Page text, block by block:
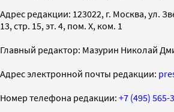
Адрес редакции: 123022, г. Москва, ул.
13, стр. 15, эт. 4, пом. X, ком. 1
Главный редактор: Мазурин Николай
Адрес электронной почты редакции:
Номер телефона редакции: +7 (495) 565-